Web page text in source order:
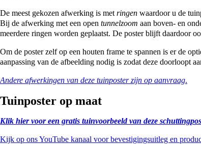
De meest gekozen afwerking is met ringen waardoor u de
Bij de afwerking met een open tunnelzoom aan boven- en
meerdere ringen worden geplaatst. De poster blijft daardoor
Om de poster zelf op een houten frame te spannen is er de
aanpassing van de afbeelding nodig is zodat deze doorloopt
Andere afwerkingen van deze tuinposter zijn op aanvraag.
Tuinposter op maat
Klik hier voor een gratis tuinvoorbeeld van deze
Kijk op ons YouTube kanaal voor bevestigingsuitleg en